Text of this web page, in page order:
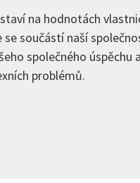
na hodnotách
součástí naší
společného úspěchu
problémů.